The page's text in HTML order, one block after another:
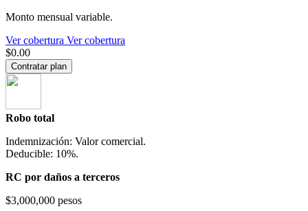
Monto mensual variable.
Ver cobertura Ver cobertura
$0.00
Contratar plan
Robo total
Indemnización: Valor comercial.
Deducible: 10%.
RC por daños a terceros
$3,000,000 pesos